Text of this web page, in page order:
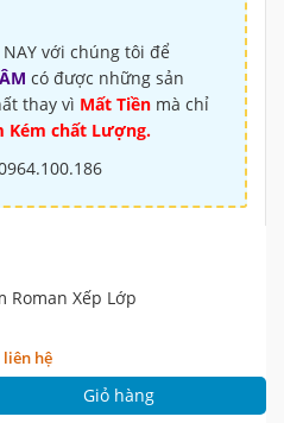
NAY với chúng tôi để
có được những sản
thay vì Mất Tiền mà chỉ
Kém chất Lượng.
Roman Xếp Lớp
hệ
Giỏ hàng